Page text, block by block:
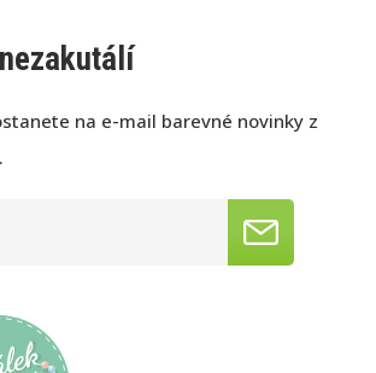
na e-mail barevné novinky z